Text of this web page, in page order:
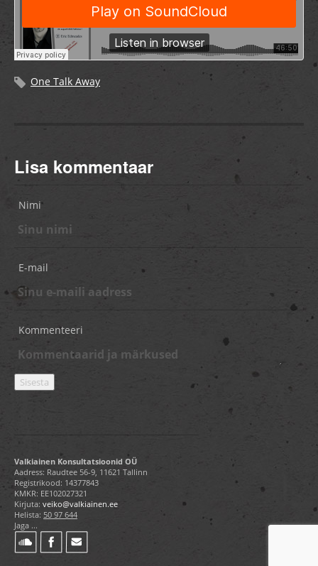
One Talk Away
Lisa kommentaar
Nimi
E-mail
Kommenteeri
Valkiainen Konsultatsioonid OÜ
Aadress: Raudtee 56-9, 11621 Tallinn
Registrikood: 14377843
KMKR: EE102027321
Kirjuta: veiko@valkiainen.ee
Helista: 50 97 644
Jaga ...